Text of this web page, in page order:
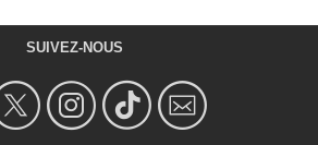
SUIVEZ-NOUS